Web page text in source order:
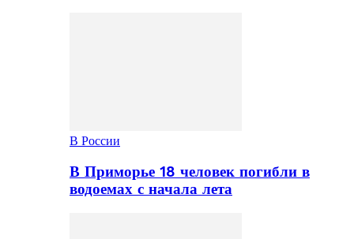
В России
В Приморье 18 человек погибли в
водоемах с начала лета